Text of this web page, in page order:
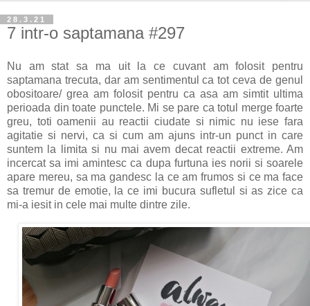
28.3.21
7 intr-o saptamana #297
Nu am stat sa ma uit la ce cuvant am folosit pentru
saptamana trecuta, dar am sentimentul ca tot ceva de genul
obositoare/ grea am folosit pentru ca asa am simtit ultima
perioada din toate punctele. Mi se pare ca totul merge foarte
greu, toti oamenii au reactii ciudate si nimic nu iese fara
agitatie si nervi, ca si cum am ajuns intr-un punct in care
suntem la limita si nu mai avem decat reactii extreme. Am
incercat sa imi amintesc ca dupa furtuna ies norii si soarele
apare mereu, sa ma gandesc la ce am frumos si ce ma face
sa tremur de emotie, la ce imi bucura sufletul si as zice ca
mi-a iesit in cele mai multe dintre zile.